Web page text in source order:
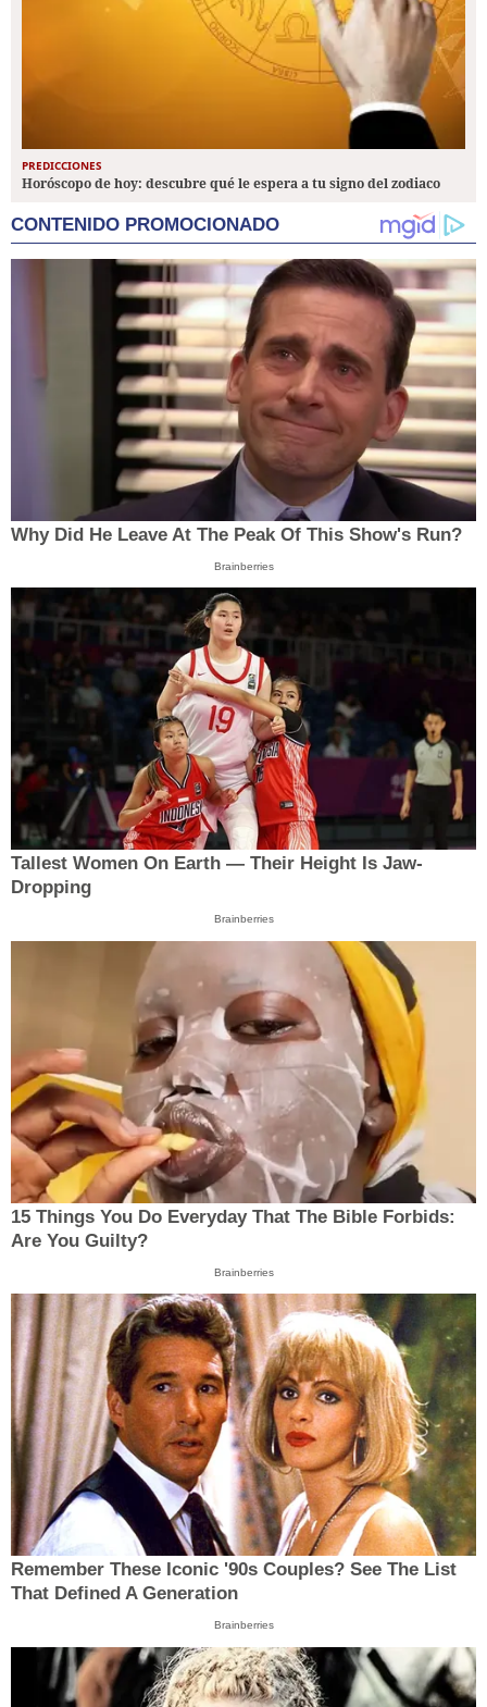
PREDICCIONES
Horóscopo de hoy: descubre qué le espera a tu signo del zodiaco
CONTENIDO PROMOCIONADO
Why Did He Leave At The Peak Of This Show's Run?
Brainberries
Tallest Women On Earth — Their Height Is Jaw-
Dropping
Brainberries
15 Things You Do Everyday That The Bible Forbids:
Are You Guilty?
Brainberries
Remember These Iconic '90s Couples? See The List
That Defined A Generation
Brainberries